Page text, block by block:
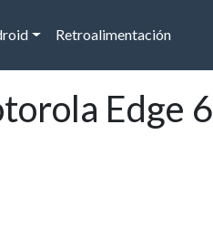
Retroalimentación
Edge